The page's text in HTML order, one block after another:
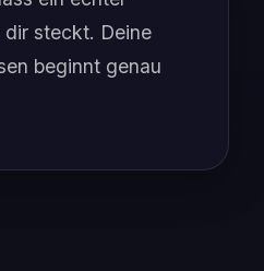
steckt. Deine
beginnt genau